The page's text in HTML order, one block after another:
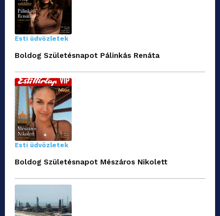
Esti üdvözletek
Boldog Születésnapot Pálinkás Renáta
Esti üdvözletek
Boldog Születésnapot Mészáros Nikolett